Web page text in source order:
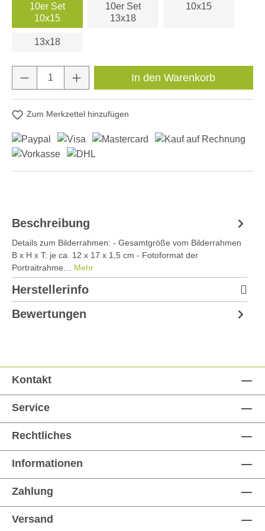
10er Set
10x15
10er Set
13x18
10x15
13x18
Produkt Anzahl: Gib den gewünschten
In den Warenkorb
Zum Merkzettel hinzufügen
Beschreibung
Details zum Bilderrahmen: - Gesamtgröße vom Bilderrahmen
B x H x T: je ca. 12 x 17 x 1,5 cm - Fotoformat der
Portraitrahme… Mehr
Herstellerinfo
Bewertungen
Kontakt
Service
Rechtliches
Informationen
Zahlung
Versand